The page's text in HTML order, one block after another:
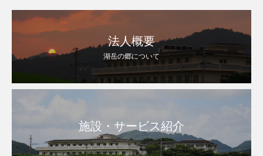
法人概要
湖岳の郷について
施設・サービス紹介